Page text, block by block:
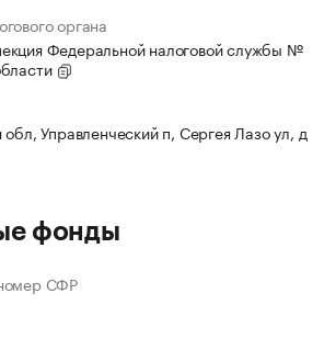
органа
Федеральной налоговой службы №
Управленческий п, Сергея Лазо ул, д
фонды
СФР